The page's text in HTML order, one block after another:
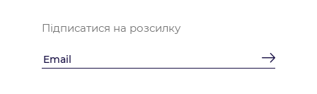
Підписатися на розсилку